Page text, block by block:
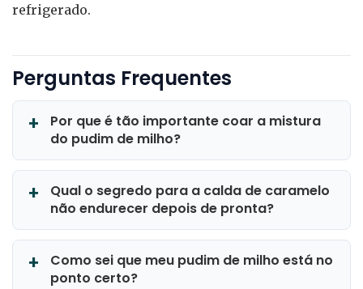
refrigerado.
Perguntas Frequentes
Por que é tão importante coar a mistura
do pudim de milho?
Qual o segredo para a calda de caramelo
não endurecer depois de pronta?
Como sei que meu pudim de milho está no
ponto certo?